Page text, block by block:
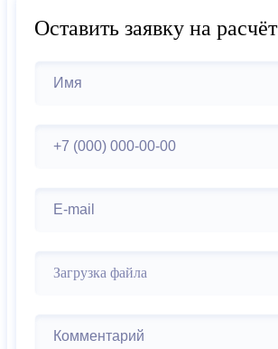
Оставить заявку на расчёт
Загрузка файла